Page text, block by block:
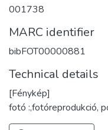
001738
MARC identifier
bibFOT00000881
Technical details
[Fénykép]
fotó :,fotóreprodukció,